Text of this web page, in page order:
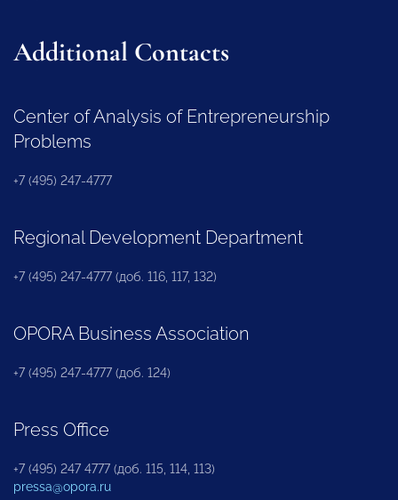
Additional Contacts
Center of Analysis of Entrepreneurship
Problems
+7 (495) 247-4777
Regional Development Department
+7 (495) 247-4777 (доб. 116, 117, 132)
OPORA Business Association
+7 (495) 247-4777 (доб. 124)
Press Office
+7 (495) 247 4777 (доб. 115, 114, 113)
pressa@opora.ru